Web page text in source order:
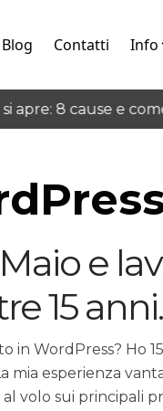
Blog Contatti Info
8 cause e come
e
15 anni.
in WordPress? Ho
mia esperienza
volo sui principali